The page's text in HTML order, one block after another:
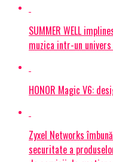
SUMMER WELL
muzica intr-un
HONOR Magic V6:
Zyxel Networks
securitate a